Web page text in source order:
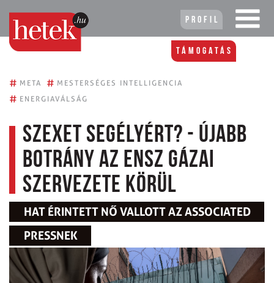
Profil
Támogatás
# META # MESTERSÉGES INTELLIGENCIA
# ENERGIAVÁLSÁG
Szexet segélyért? - újabb
botrány az ENSZ gázai
szervezete körül
HAT ÉRINTETT NŐ VALLOTT AZ ASSOCIATED
PRESSNEK